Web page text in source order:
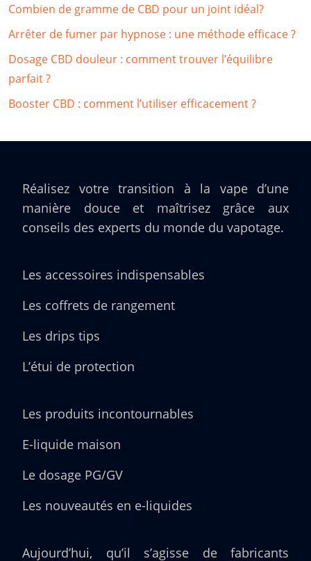
Combien de gramme de CBD pour un joint idéal?
Arrêter de fumer par hypnose : une méthode efficace ?
Dosage CBD douleur : comment trouver l’équilibre
parfait ?
Booster CBD : comment l’utiliser efficacement ?
Réalisez votre transition à la vape d’une
manière douce et maîtrisez grâce aux
conseils des experts du monde du vapotage.
Les accessoires indispensables
Les coffrets de rangement
Les drips tips
L’étui de protection
Les produits incontournables
E-liquide maison
Le dosage PG/GV
Les nouveautés en e-liquides
Aujourd’hui, qu’il s’agisse de fabricants